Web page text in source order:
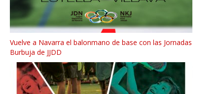
Vuelve a Navarra el balonmano de base con las Jornadas
Burbuja de JJDD